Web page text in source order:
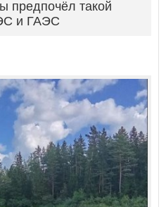
предпочёл такой
и ГАЭС